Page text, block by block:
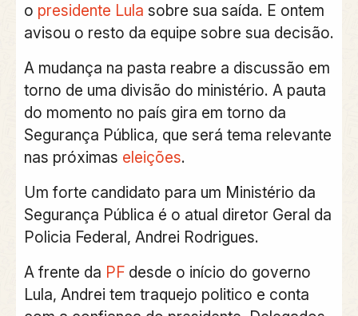
o presidente Lula sobre sua saída. E ontem
avisou o resto da equipe sobre sua decisão.
A mudança na pasta reabre a discussão em
torno de uma divisão do ministério. A pauta
do momento no país gira em torno da
Segurança Pública, que será tema relevante
nas próximas eleições.
Um forte candidato para um Ministério da
Segurança Pública é o atual diretor Geral da
Policia Federal, Andrei Rodrigues.
A frente da PFdesde o início do governo
Lula, Andrei tem traquejo politico e conta